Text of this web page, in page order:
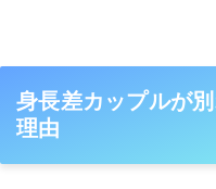
身長差カップルが
理由